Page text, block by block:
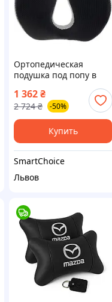
Ортопедическая
подушка под попу в
(Польша), Подушка под
кресло офиса, Подушка
для сиденья
поролоновая, ZLT
1 362₴
2 724 ₴ -50%
Купить
SmartChoice
Львов